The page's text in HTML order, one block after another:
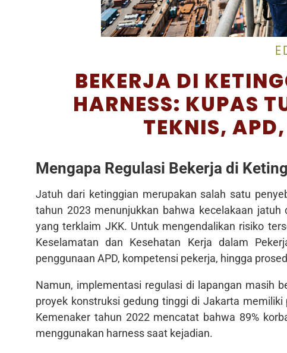
BEKERJA DI
HARNESS: KUPAS
TEKNIS,
Mengapa Regulasi Bekerja di
Jatuh dari ketinggian merupakan salah satu
tahun 2023 menunjukkan bahwa kecelakaan
yang terklaim JKK. Untuk mengendalikan risiko
Keselamatan dan Kesehatan Kerja dalam
penggunaan APD, kompetensi pekerja, hingga
Namun, implementasi regulasi di lapangan masih
proyek konstruksi gedung tinggi di Jakarta
Kemenaker tahun 2022 mencatat bahwa 89%
menggunakan harness saat kejadian.